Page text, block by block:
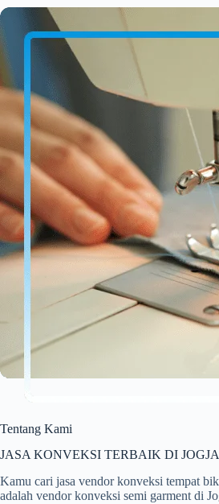
Tentang Kami
JASA KONVEKSI TERBAIK DI JOGJA
Kamu cari jasa vendor konveksi tempat
adalah vendor konveksi semi garment di